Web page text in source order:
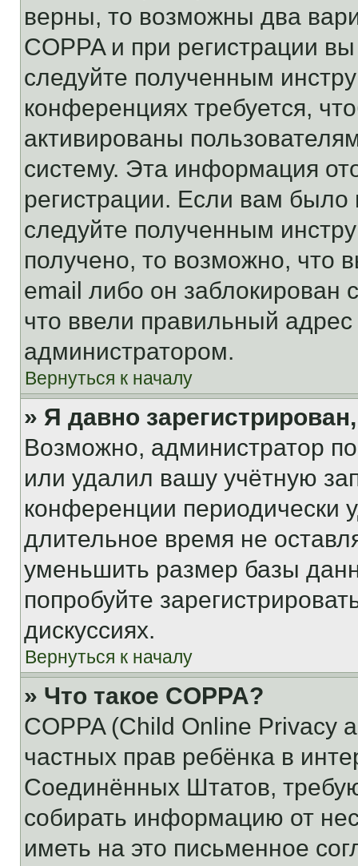
верны, то возможны два
COPPA и при регистрации
следуйте полученным
конференциях требуется,
активированы
систему. Эта информация
регистрации. Если вам
следуйте полученным
получено, то возможно, что
email либо он
что ввели правильный адрес
администратором.
Вернуться к началу
» Я давно
Возможно, администратор
или удалил вашу учётную
конференции периодически
длительное время не
уменьшить размер базы
попробуйте
дискуссиях.
Вернуться к началу
» Что такое COPPA?
COPPA (Child Online Privacy
частных прав ребёнка в
Соединённых Штатов,
собирать информацию от
иметь на это письменное